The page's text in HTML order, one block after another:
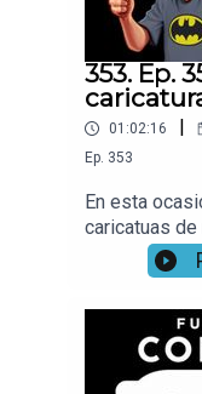
353. Ep.
01:02:16
Ep. 353
En esta
caricatuas
reseñamos
nueva
Switch 2, es
buenos
acompañes,
cuáles